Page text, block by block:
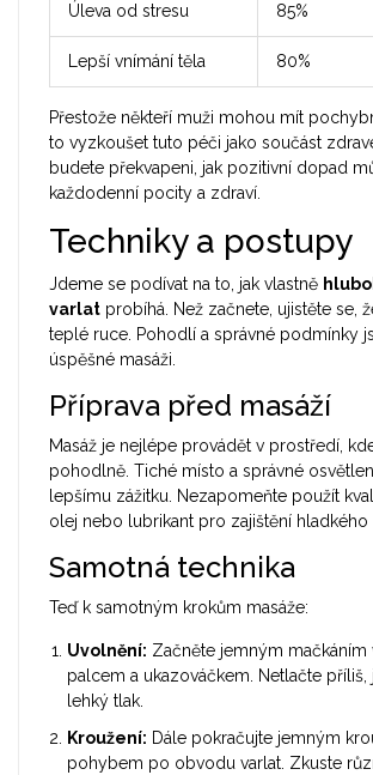
Úleva od stresu 85%
Lepší vnímání těla 80%
Přestože někteří muži mohou mít
to vyzkoušet tuto péči jako součást
budete překvapeni, jak pozitivní dopad
každodenní pocity a zdraví.
Techniky a postupy
Jdeme se podívat na to, jak vlastně
varlat probíhá. Než začnete, ujistěte se,
teplé ruce. Pohodlí a správné podmínky
úspěšné masáži.
Příprava před masáží
Masáž je nejlépe provádět v prostředí,
pohodlně. Tiché místo a správné
lepšímu zážitku. Nezapomeňte použít
olej nebo lubrikant pro zajištění hladkého
Samotná technika
Teď k samotným krokům masáže:
Uvolnění: Začněte jemným mačkáním
palcem a ukazováčkem. Netlačte příliš,
lehký tlak.
Kroužení: Dále pokračujte jemným
pohybem po obvodu varlat. Zkuste